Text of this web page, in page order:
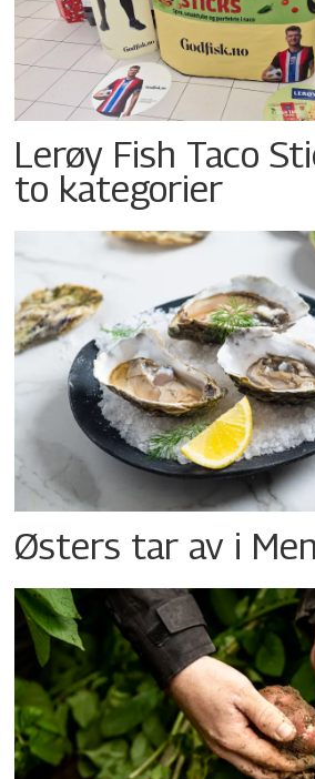
Lerøy Fish Taco
to kategorier
Østers tar av i